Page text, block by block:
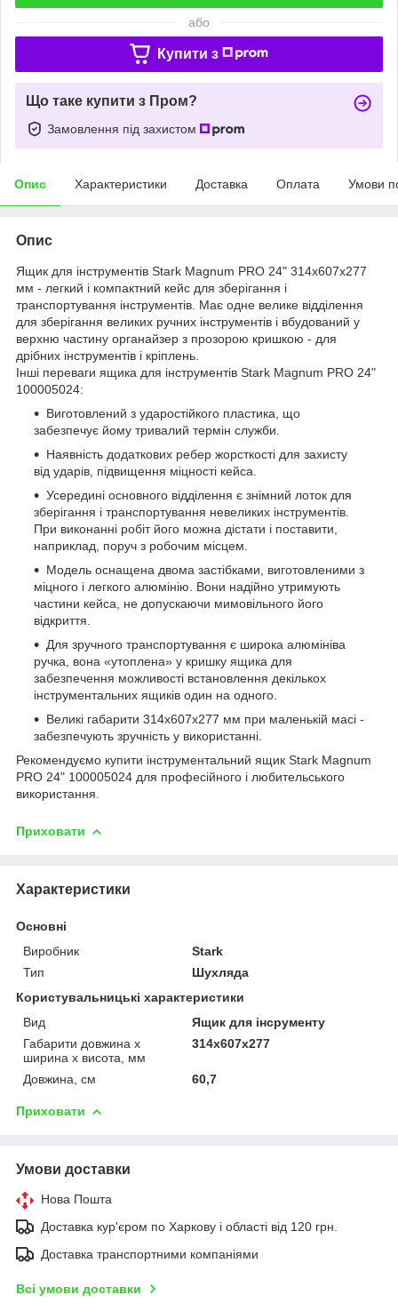
або
Купити з
Що таке купити з Пром?
Замовлення під захистом
Опис Характеристики Доставка Оплата Умови
Опис
Ящик для інструментів Stark Magnum PRO 24" 314x607x277
мм - легкий і компактний кейс для зберігання і
транспортування інструментів. Має одне велике відділення
для зберігання великих ручних інструментів і вбудований у
верхню частину органайзер з прозорою кришкою - для
дрібних інструментів і кріплень.
Інші переваги ящика для інструментів Stark Magnum PRO 24"
100005024:
Виготовлений з ударостійкого пластика, що
забезпечує йому тривалий термін служби.
Наявність додаткових ребер жорсткості для захисту
від ударів, підвищення міцності кейса.
Усередині основного відділення є знімний лоток для
зберігання і транспортування невеликих інструментів.
При виконанні робіт його можна дістати і поставити,
наприклад, поруч з робочим місцем.
Модель оснащена двома застібками, виготовленими з
міцного і легкого алюмінію. Вони надійно утримують
частини кейса, не допускаючи мимовільного його
відкриття.
Для зручного транспортування є широка алюмініва
ручка, вона «утоплена» у кришку ящика для
забезпечення можливості встановлення декількох
інструментальних ящиків один на одного.
Великі габарити 314x607x277 мм при маленькій масі -
забезпечують зручність у використанні.
Рекомендуємо купити інструментальний ящик Stark Magnum
PRO 24" 100005024 для професійного і любительського
використання.
Приховати
Характеристики
Основні
Виробник
Stark
Тип
Шухляда
Користувальницькі характеристики
Вид
Ящик для інсрументу
Габарити довжина х
ширина х висота, мм
314х607х277
Довжина, см 60,7
Приховати
Умови доставки
Нова Пошта
Доставка кур'єром по Харкову і області від 120 грн.
Доставка транспортними компаніями
Всі умови доставки